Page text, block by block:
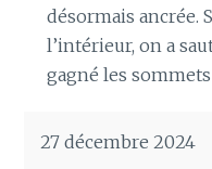
désormais ancrée.
l’intérieur, on a
gagné les
27 décembre 2024